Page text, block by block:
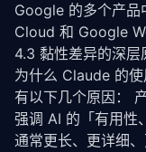
Google 的多个产品
Cloud 和 Google
4.3 黏性差异的深层
为什么 Claude 的
有以下几个原因：
强调 AI 的「有用性
通常更长、更详细